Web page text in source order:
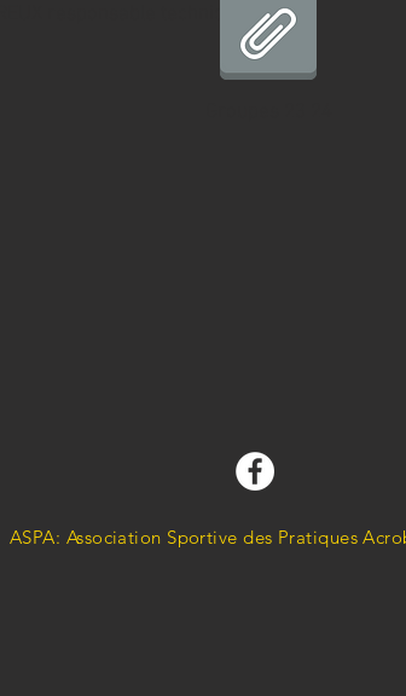
ASPA: Association Sportive des Pratiques